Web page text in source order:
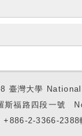
臺灣大學
斯福路四段一號
+886-2-3366-